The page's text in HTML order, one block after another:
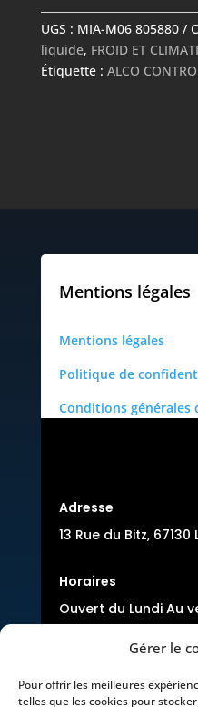
Gérer le
Pour offrir les meilleures
telles que les cookies pour
-
MIA-
M06
805880
UGS : MIA-M06 805880
liquide, FROID ET
Étiquette : ALCO
Mentions légales
Mentions légales
Politique de
Conditions générales
Adresse
13 Rue du Bitz,
Horaires
Ouvert du Lundi Au
8:00-12:00 et 14:00-